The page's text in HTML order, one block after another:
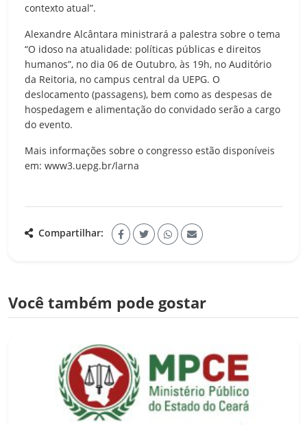
contexto atual”.
Alexandre Alcântara ministrará a palestra sobre o tema
“O idoso na atualidade: políticas públicas e direitos
humanos”, no dia 06 de Outubro, às 19h, no Auditório
da Reitoria, no campus central da UEPG. O
deslocamento (passagens), bem como as despesas de
hospedagem e alimentação do convidado serão a cargo
do evento.
Mais informações sobre o congresso estão disponíveis
em: www3.uepg.br/larna
Compartilhar:
Você também pode gostar